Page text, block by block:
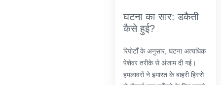
घटना का सार: डकैती
कैसे हुई?
रिपोर्टों के अनुसार, घटना अत्यधिक
पेशेवर तरीके से अंजाम दी गई।
हमलावरों ने इमारत के बाहरी हिस्से